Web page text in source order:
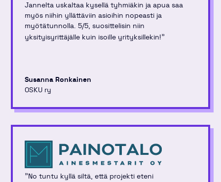
Jannelta uskaltaa kysellä tyhmiäkin ja apua saa
myös niihin yllättäviin asioihin nopeasti ja
myötätunnolla. 5/5, suosittelisin niin
yksityisyrittäjälle kuin isoille yrityksillekin!"
Susanna Ronkainen
OSKU ry
"No tuntu kyllä siltä, että projekti eteni